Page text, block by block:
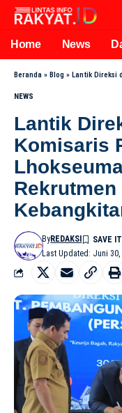
Home News
Beranda » Blog » Lantik Direksi dan Dewan
NEWS
Lantik
Komisaris
Last Updated: Juni 30,
ByREDAKSI